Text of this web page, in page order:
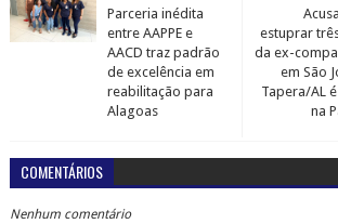
estuprar
da ex-
em São
Tapera/AL
na
Parceria inédita
entre AAPPE e
AACD traz padrão
de excelência em
reabilitação para
Alagoas
COMENTÁRIOS
Nenhum comentário